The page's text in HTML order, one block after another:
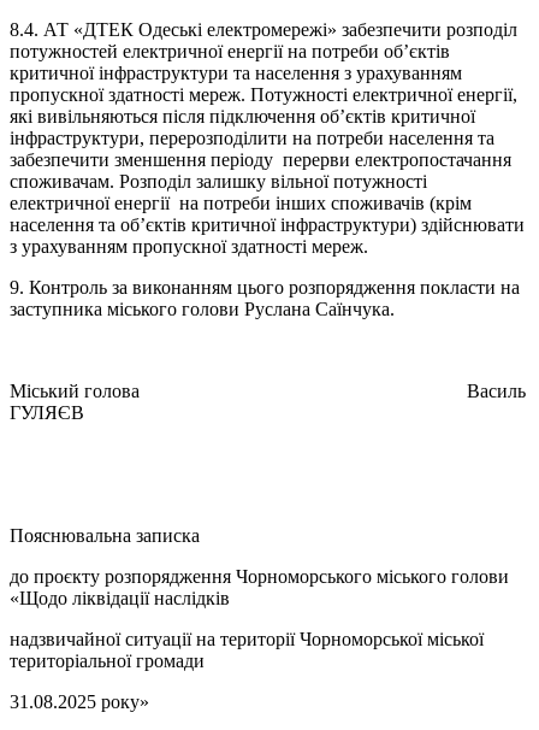
8.4. АТ «ДТЕК Одеські електромережі» забезпечити розподіл
потужностей електричної енергії на потреби об’єктів
критичної інфраструктури та населення з урахуванням
пропускної здатності мереж. Потужності електричної енергії,
які вивільняються після підключення об’єктів критичної
інфраструктури, перерозподілити на потреби населення та
забезпечити зменшення періоду перерви електропостачання
споживачам. Розподіл залишку вільної потужності
електричної енергії на потреби інших споживачів (крім
населення та об’єктів критичної інфраструктури) здійснювати
з урахуванням пропускної здатності мереж.
9. Контроль за виконанням цього розпорядження покласти на
заступника міського голови Руслана Саїнчука.
Міський голова Василь
ГУЛЯЄВ
Пояснювальна записка
до проєкту розпорядження Чорноморського міського голови
«Щодо ліквідації наслідків
надзвичайної ситуації на території Чорноморської міської
територіальної громади
31.08.2025 року»